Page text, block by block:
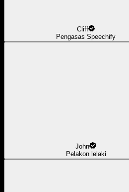
Cliff
Pengasas Speechify
John
Pelakon lelaki